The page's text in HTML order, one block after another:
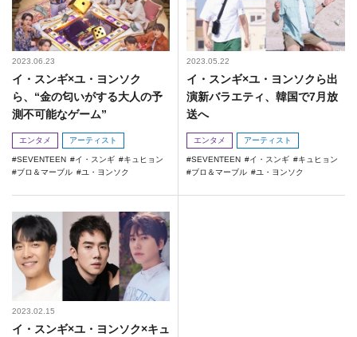
2023.06.23
イ・スンギ×ユ・ヨンソク
ら、“金の匂いがする大人の予
測不可能なゲーム”
エンタメ アーティスト
SEVENTEEN イ・スンギ
キュヒョン
ブロ＆マーブル
ユ・ヨンソク
2023.05.22
イ・スンギ×ユ・ヨンソクら出
演新バラエティ、韓国で7月放
送へ
エンタメ アーティスト
SEVENTEEN イ・スンギ
キュヒョン
ブロ＆マーブル
ユ・ヨンソク
2023.02.15
イ・スンギ×ユ・ヨンソク×キュ